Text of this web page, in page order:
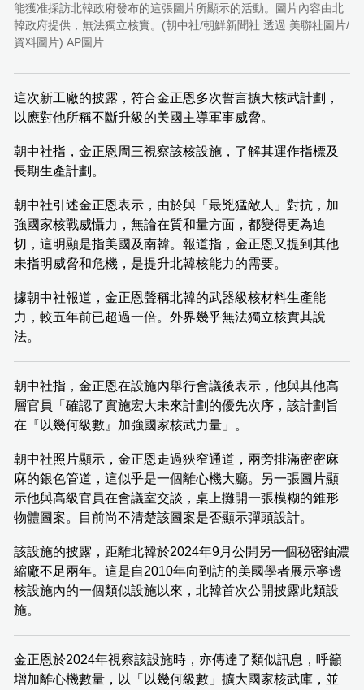
能獲准採訪北韓政府發布的這張圖片所顯示的活動。圖片內容由北
韓政府提供，無法獨立核實。(朝中社/朝鮮新聞社 透過 美聯社圖片/
資料圖片) AP圖片
這次新工廠的披露，符合金正恩多次誓言擴大核武計劃，
以應對他所稱不斷升級的美國主導軍事威脅。
朝中社指，金正恩周三視察該核設施，了解其運作指標及
長期生產計劃。
朝中社引述金正恩表示，由於與「最兇猛敵人」對抗，加
強國家核戰威懾力，無論在質和量方面，都變得更為迫
切，這明顯是指美國及南韓。報道指，金正恩又提到其他
未指明威脅和危機，是提升北韓核能力的需要。
據朝中社報道，金正恩聲稱北韓的武器級核材料生產能
力，較五年前已超過一倍。外界幾乎無法獨立核實其說
法。
朝中社指，金正恩在設施內舉行會議後表示，他與其他高
層官員「確認了實施宏大未來計劃的優先次序，該計劃旨
在『以幾何級數』加強國家核武力量」。
朝中社照片顯示，金正恩走過狹窄通道，兩旁排滿密密麻
麻的銀色管道，這似乎是一個離心機大廳。另一張圖片顯
示他與高級官員在會議室交談，桌上攤開一張模糊的錐形
物體圖案。目前尚不清楚該圖案是否顯示彈頭設計。
該設施的披露，距離北韓於2024年9月公開另一個秘密鈾濃
縮廠不足兩年。這是自2010年向到訪的美國學者展示寧邊
核設施內的一個類似設施以來，北韓首次公開披露此類設
施。
金正恩於2024年視察該設施時，亦傳達了類似訊息，呼籲
增加離心機數量，以「以幾何級數」擴大國家核武庫，並